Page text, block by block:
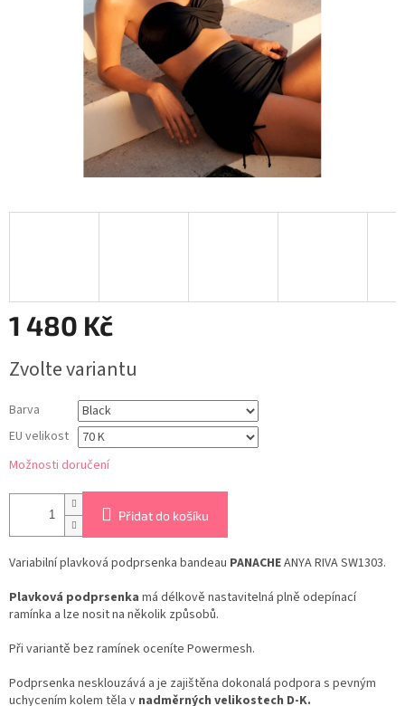
1 480 Kč
cena:
Zvolte variantu
Barva
EU velikost
Možnosti doručení
Přidat do košíku
Variabilní plavková podprsenka bandeau PANACHEANYA RIVA SW1303.
Plavková podprsenka má délkově nastavitelná plně odepínací
ramínka a lze nosit na několik způsobů.
Při variantě bez ramínek oceníte Powermesh.
Podprsenka nesklouzává a je zajištěna dokonalá podpora s pevným
uchycením kolem těla v nadměrných velikostech D-K.